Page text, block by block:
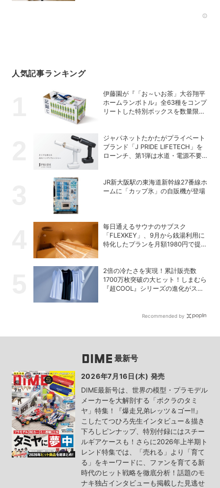
人気記事ランキング
伊藤園が『「お～いお茶」大谷翔平
ホームランボトル』全63種をコンプ
リートした特別ボックスを数量限定
ジャパネットたかたがプライベート
ブランド「J PRIDE LIFETECH」を
ローンチ、第1弾は水道・電源不要
JR新大阪駅の東海道新幹線27番線ホ
ームに「カップ氷」の自販機が登場
毎日通えるサウナのサブスク
「FLEXKEY」、9月から銭湯利用に
特化したプランを月額1980円で提供
2倍の冷たさを実現！累計販売数
1700万枚突破の大ヒット！しまむら
『超COOL』シリーズの進化がスゴ
Recommended by
最新号
2026年7月16日(木) 発売
DIME最新号は、世界の模型・プラモデル
メーカーを大解剖する「ボクラのタミ
ヤ」特集！『爆走兄弟レッツ＆ゴー!!』
こしたてつひろ先生インタビュー＆描き
下ろしピンナップ、特別付録にはスチー
ルギアケースも！さらに2026年上半期ト
レンド特集では、「売れる」より「育て
る」をキーワードに、ファンを育てる新
時代のヒット戦略を徹底分析！話題のモ
ナキ独占インタビューも掲載した見逃せ